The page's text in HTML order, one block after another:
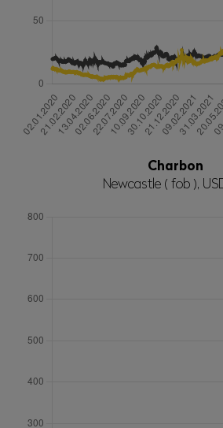
Charbon
Newcastle ( fob ),